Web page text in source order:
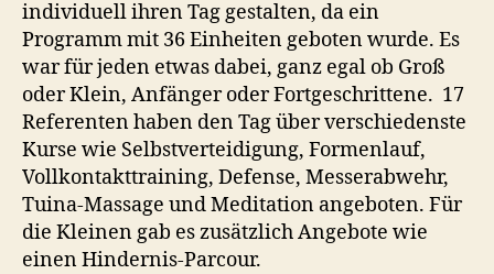
individuell ihren Tag gestalten, da ein
Programm mit 36 Einheiten geboten wurde. Es
war für jeden etwas dabei, ganz egal ob Groß
oder Klein, Anfänger oder Fortgeschrittene. 17
Referenten haben den Tag über verschiedenste
Kurse wie Selbstverteidigung, Formenlauf,
Vollkontakttraining, Defense, Messerabwehr,
Tuina-Massage und Meditation angeboten. Für
die Kleinen gab es zusätzlich Angebote wie
einen Hindernis-Parcour.